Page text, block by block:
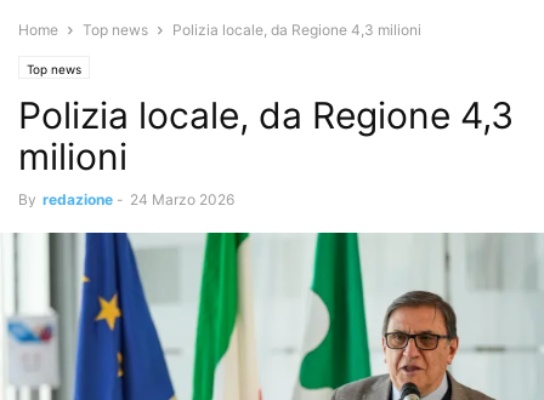
Home Top news Polizia locale, da Regione 4,3 milioni
Top news
Polizia locale, da Regione 4,3
milioni
By redazione - 24 Marzo 2026